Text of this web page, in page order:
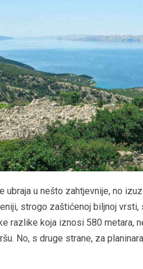
ubraja u nešto zahtjevnije, no
strogo zaštićenoj biljnoj
razlike koja iznosi 580 metara,
No, s druge strane, za